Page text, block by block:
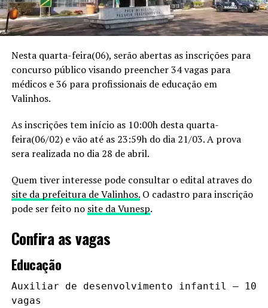
Nesta quarta-feira(06), serão abertas as inscrições para
concurso público visando preencher 34 vagas para
médicos e 36 para profissionais de educação em
Valinhos.
As inscrições tem início as 10:00h desta quarta-
feira(06/02) e vão até as 23:59h do dia 21/03. A prova
sera realizada no dia 28 de abril.
Quem tiver interesse pode consultar o edital atraves do
site da prefeitura de Valinhos.O cadastro para inscrição
pode ser feito no site da Vunesp.
Confira as vagas
Educação
Auxiliar de desenvolvimento infantil – 10
vagas